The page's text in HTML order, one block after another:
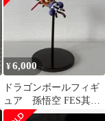
¥6,000
ドラゴンボールフィギ
ュア 孫悟空 FES其之
九